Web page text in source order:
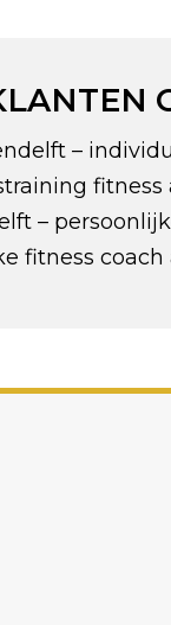
–
fitness
–
fitness coach